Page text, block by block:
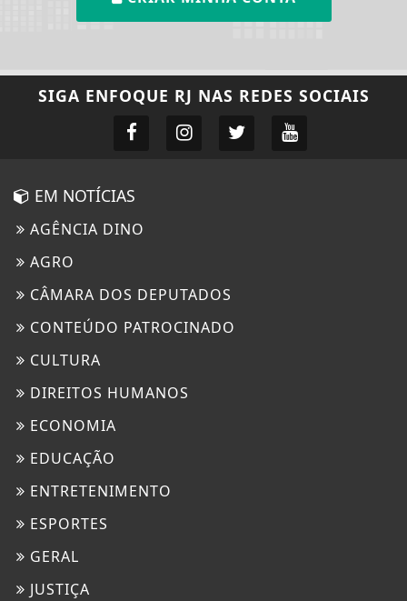
SIGA ENFOQUE RJ NAS REDES SOCIAIS
EM NOTÍCIAS
AGÊNCIA DINO
AGRO
CÂMARA DOS DEPUTADOS
CONTEÚDO PATROCINADO
CULTURA
DIREITOS HUMANOS
ECONOMIA
EDUCAÇÃO
ENTRETENIMENTO
ESPORTES
GERAL
JUSTIÇA